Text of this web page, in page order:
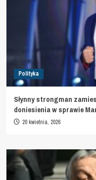
Polityka
Słynny strongman
doniesienia w sprawie
20 kwietnia, 2026